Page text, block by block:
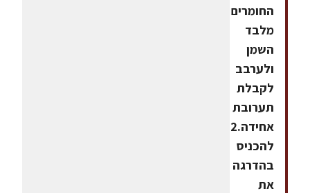
החומרים
מלבד
השמן
ולערבב
לקבלת
תערובת
להכניס
בהדרגה
את